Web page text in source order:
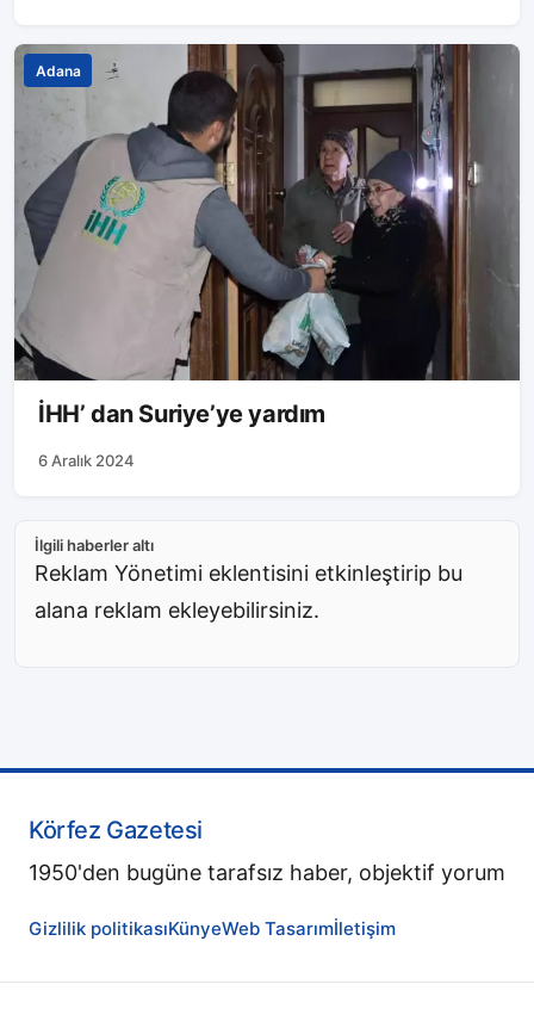
Adana
İHH’ dan Suriye’ye yardım
6 Aralık 2024
İlgili haberler altı
Reklam Yönetimi eklentisini etkinleştirip bu
alana reklam ekleyebilirsiniz.
Körfez Gazetesi
1950'den bugüne tarafsız haber, objektif yorum
Gizlilik politikasıKünyeWeb Tasarımİletişim